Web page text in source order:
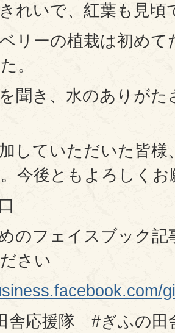
きれいで、紅葉も見
ベリーの植栽は初め
。
を聞き、水のありが
していただいた皆
今後ともよろしく
のフェイスブック記
さい
舎応援隊 #ぎふの